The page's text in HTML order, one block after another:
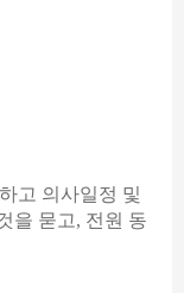
고 의사일정 및
을 묻고, 전원 동